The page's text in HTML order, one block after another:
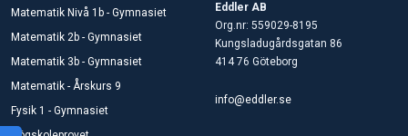
Matematik Nivå 1b - Gymnasiet
Matematik 2b - Gymnasiet
Matematik 3b - Gymnasiet
Matematik - Årskurs 9
Fysik 1 - Gymnasiet
Eddler AB
Org.nr: 559029-8195
Kungsladugårdsgatan 86
414 76 Göteborg
info@eddler.se